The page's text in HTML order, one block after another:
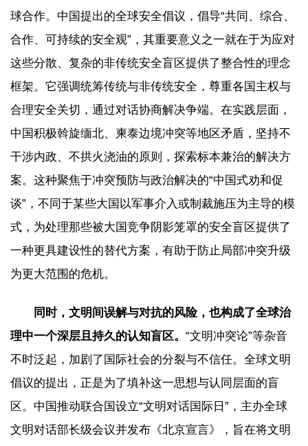
球合作。中国提出的全球安全倡议，倡导“共同、综合、
合作、可持续的安全观”，其重要意义之一就在于为应对
这些分散、复杂的非传统安全盲区提供了整合性的理念
框架。它强调统筹传统与非传统安全，尊重各国主权与
合理安全关切，通过对话协商解决争端。在实践层面，
中国积极斡旋缅北、柬泰边境冲突等地区矛盾，坚持不
干涉内政、不拱火浇油的原则，探索标本兼治的解决方
案。这种聚焦于冲突预防与政治解决的“中国式劝和促
谈”，不同于某些大国以军事介入或制裁施压为主导的模
式，为处理那些被大国竞争阴影笼罩的安全盲区提供了
一种更具建设性的替代方案，有助于防止局部冲突升级
为更大范围的危机。
同时，文明间误解与对抗的风险，也构成了全球治
理中一个深层且持久的认知盲区。 “文明冲突论”等杂音
不时泛起，加剧了国际社会的分裂与不信任。全球文明
倡议的提出，正是为了填补这一思想与认同层面的盲
区。中国推动联合国设立“文明对话国际日”，主办全球
文明对话部长级会议并发布《北京宣言》，旨在将文明